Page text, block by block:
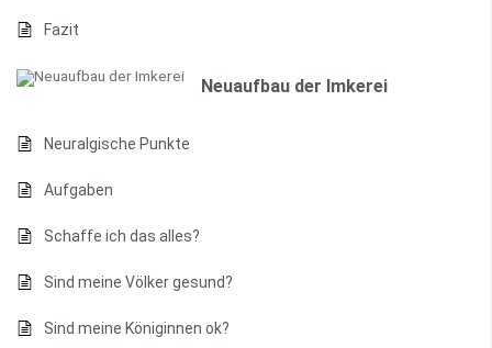
Fazit
Neuaufbau der Imkerei
Neuralgische Punkte
Aufgaben
Schaffe ich das alles?
Sind meine Völker gesund?
Sind meine Königinnen ok?